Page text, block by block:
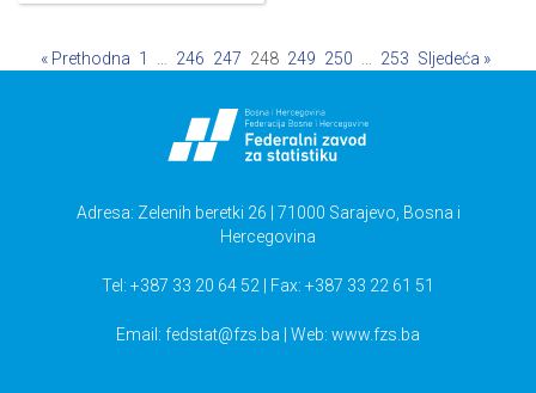
« Prethodna 1 246 247 248 249 250 253 Sljedeća »
Adresa: Zelenih beretki 26 | 71000 Sarajevo, Bosna i
Hercegovina
Tel: +387 33 20 64 52 | Fax: +387 33 22 61 51
Email: fedstat@fzs.ba | Web: www.fzs.ba